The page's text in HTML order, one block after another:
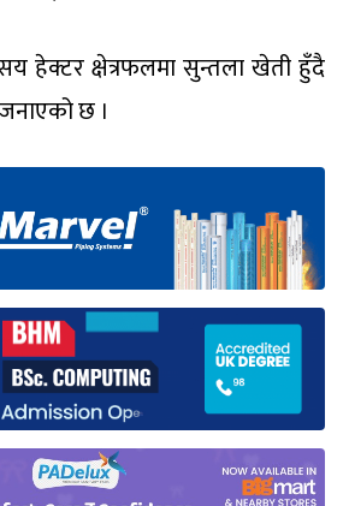
हेक्टर क्षेत्रफलमा सुन्तला खेती हुँदै
छ ।